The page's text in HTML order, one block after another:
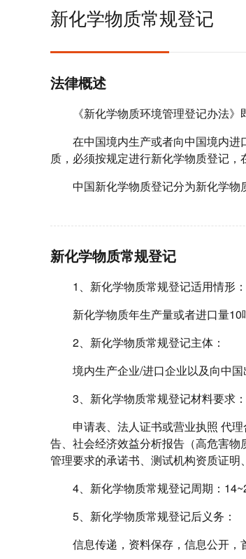
新化学物质常规登记
法律概述
《新化学物质环境管理登记办法
在中国境内生产或者向中国境内
质，必须按规定进行新化学物质登记
中国新化学物质登记分为新化学物
新化学物质常规登记
1、新化学物质常规登记适用情形：
新化学物质年生产量或者进口量10
2、新化学物质常规登记主体：
境内生产企业/进口企业以及向中
3、新化学物质常规登记材料要求：
申请表、法人证书或营业执照 代
告、社会经济效益分析报告（高危害
管理要求的承诺书、测试机构资质证
4、新化学物质常规登记周期：
5、新化学物质常规登记后义务：
信息传递，资料保存，信息公开，